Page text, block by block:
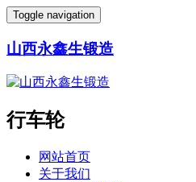
Toggle navigation
山西永鑫生锻造
行车轮
网站首页
关于我们